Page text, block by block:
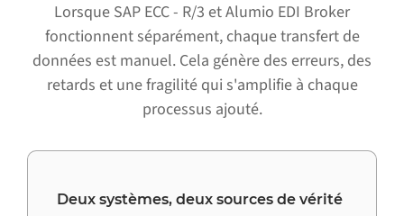
Lorsque SAP ECC - R/3 et Alumio EDI Broker
fonctionnent séparément, chaque transfert de
données est manuel. Cela génère des erreurs, des
retards et une fragilité qui s'amplifie à chaque
processus ajouté.
Deux systèmes, deux sources de vérité